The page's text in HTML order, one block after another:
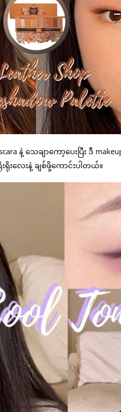
သေချာကော့ပေးပြီး ဒီ
းလေးနဲ့ ချစ်ဖို့ကောင်းပါတယ်။